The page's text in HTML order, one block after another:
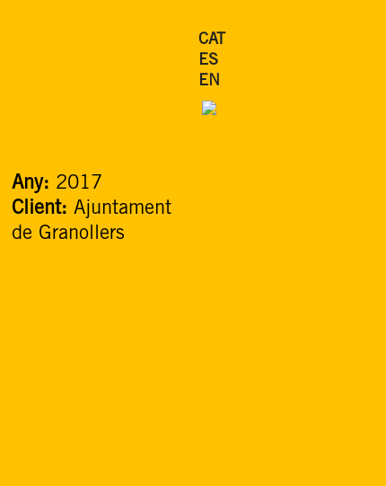
CAT
ES
EN
Any: 2017
Client: Ajuntament
de Granollers